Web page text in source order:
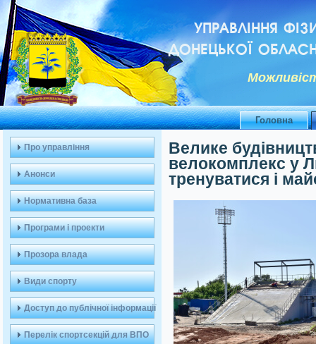
УПРАВЛІННЯ
ДОНЕЦЬКОЇ
Головна
Про управління
Анонси
Нормативна база
Програми і проекти
Прозора влада
Види спорту
Доступ до публічної інформації
Перелік спортсекцій для ВПО
Велике
велокомплекс у
тренуватися і